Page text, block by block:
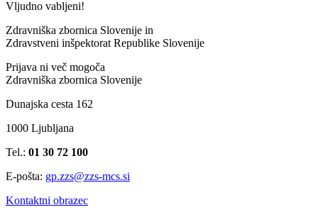
Vljudno vabljeni!
Zdravniška zbornica Slovenije in
Zdravstveni inšpektorat Republike Slovenije
Prijava ni več mogoča
Zdravniška zbornica Slovenije
Dunajska cesta 162
1000 Ljubljana
Tel.: 01 30 72 100
E-pošta: gp.zzs@zzs-mcs.si
Kontaktni obrazec